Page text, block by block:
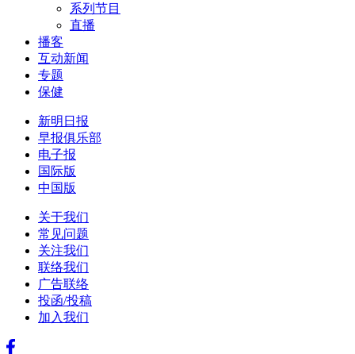
系列节目
直播
播客
互动新闻
专题
保健
新明日报
早报俱乐部
电子报
国际版
中国版
关于我们
常见问题
关注我们
联络我们
广告联络
投函/投稿
加入我们